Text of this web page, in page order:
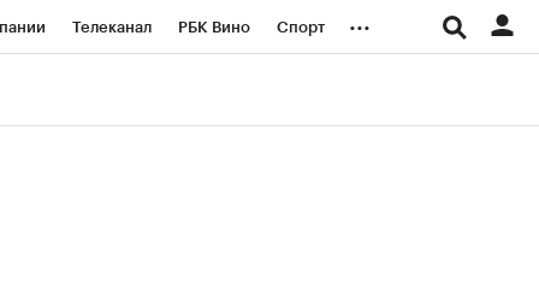
Телеканал РБК Вино Спорт ...